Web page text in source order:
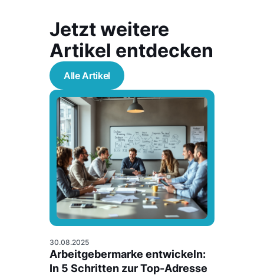
Jetzt weitere
Artikel entdecken
Alle Artikel
30.08.2025
Arbeitgebermarke entwickeln:
In 5 Schritten zur Top-Adresse